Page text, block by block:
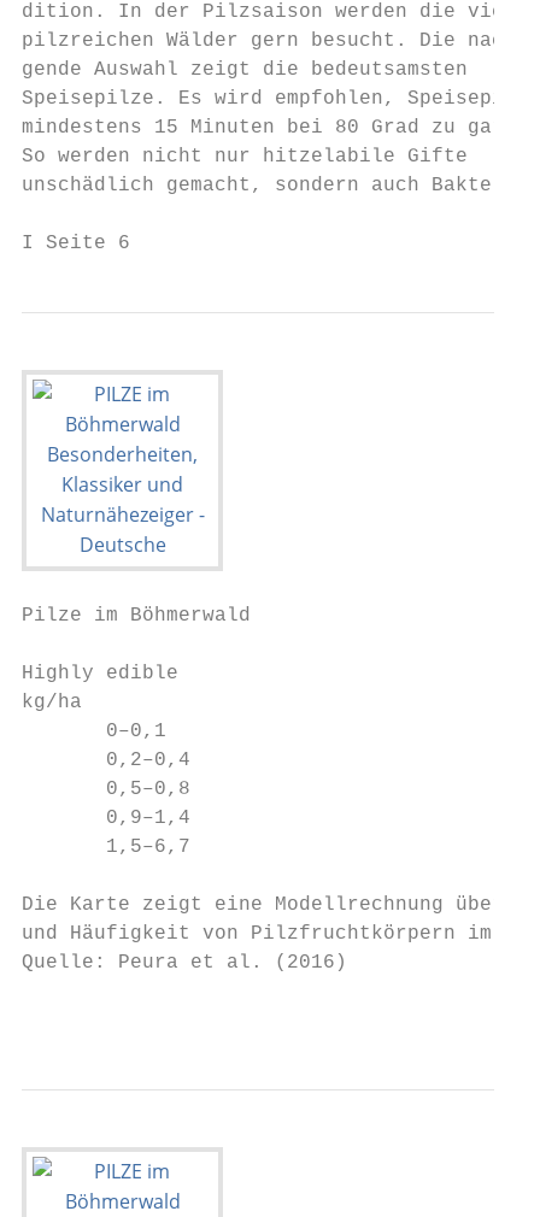
dition. In der Pilzsaison werden die
pilzreichen Wälder gern besucht. Die
gende Auswahl zeigt die bedeutsamsten
Speisepilze. Es wird empfohlen,
mindestens 15 Minuten bei 80 Grad zu garen.
So werden nicht nur hitzelabile Gifte
unschädlich gemacht, sondern auch Bakte-
I Seite 6
Pilze im Böhmerwald
Highly edible
kg/ha
       0–0,1
       0,2–0,4
       0,5–0,8
       0,9–1,4
       1,5–6,7
Die Karte zeigt eine Modellrechnung über
und Häufigkeit von Pilzfruchtkörpern im NP
Quelle: Peura et al. (2016)